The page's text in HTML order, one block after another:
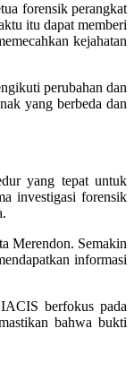
forensik perangkat
itu dapat memberi
kejahatan
perubahan dan
yang berbeda dan
yang tepat untuk
investigasi forensik
Merendon. Semakin
informasi
berfokus pada
bahwa bukti